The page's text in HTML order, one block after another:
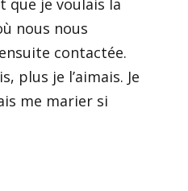
que je voulais la
nous nous
contactée.
plus je l’aimais. Je
me marier si